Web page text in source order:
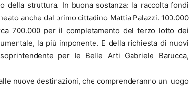
della struttura. In buona sostanza: la raccolta fondi
anche dal primo cittadino Mattia Palazzi: 100.000
700.000 per il completamento del terzo lotto dei
la più imponente. E della richiesta di nuovi
per le Belle Arti Gabriele Barucca,
nuove destinazioni, che comprenderanno un luogo